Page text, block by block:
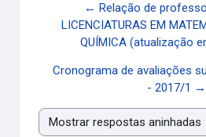
← Relação de
LICENCIATURAS EM
QUÍMICA (atualização
Cronograma de avaliações
- 2017/1 →
Modo de visualização